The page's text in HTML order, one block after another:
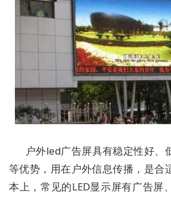
户外led广告屏具有稳定性好、
等优势，用在户外信息传播，是合
本上，常见的LED显示屏有广告屏